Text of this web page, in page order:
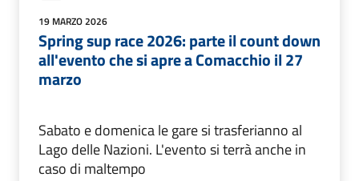
19 MARZO 2026
Spring sup race 2026: parte il count down
all'evento che si apre a Comacchio il 27
marzo
Sabato e domenica le gare si trasferianno al
Lago delle Nazioni. L'evento si terrà anche in
caso di maltempo